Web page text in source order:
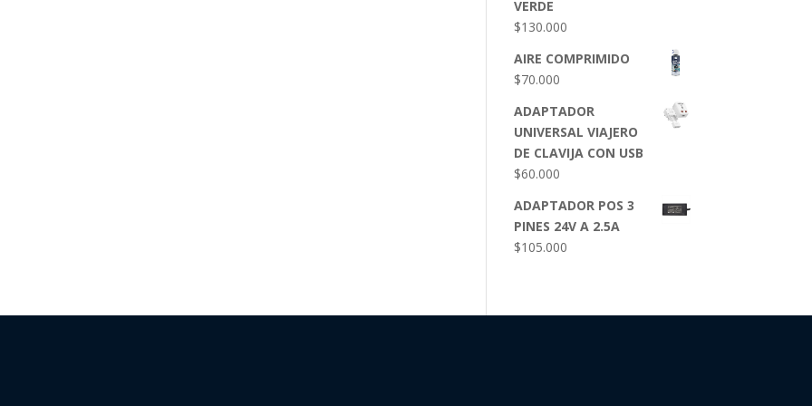
VERDE
$130.000
AIRE COMPRIMIDO
$70.000
ADAPTADOR
UNIVERSAL VIAJERO
DE CLAVIJA CON USB
$60.000
ADAPTADOR POS 3
PINES 24V A 2.5A
$105.000